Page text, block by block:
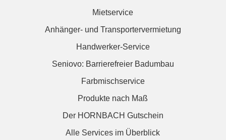
Mietservice
Anhänger- und Transportervermietung
Handwerker-Service
Seniovo: Barrierefreier Badumbau
Farbmischservice
Produkte nach Maß
Der HORNBACH Gutschein
Alle Services im Überblick